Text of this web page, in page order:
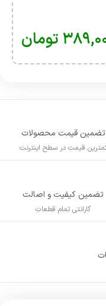
تومان
تضمین قیمت محصولات
قیمت در سطح اینترنت
تضمین کیفیت و اصالت
گارانتی تمام قطعات